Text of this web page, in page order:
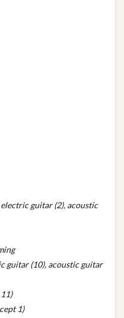
guitar (2), acoustic
guitar (10), acoustic guitar
1)